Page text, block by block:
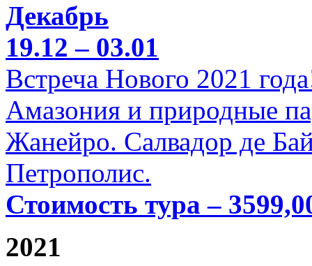
Декабрь
19.12 – 03.01
Встреча Нового 2021
Амазония и природные
Жанейро. Салвадор де
Петрополис.
Стоимость тура –
2021